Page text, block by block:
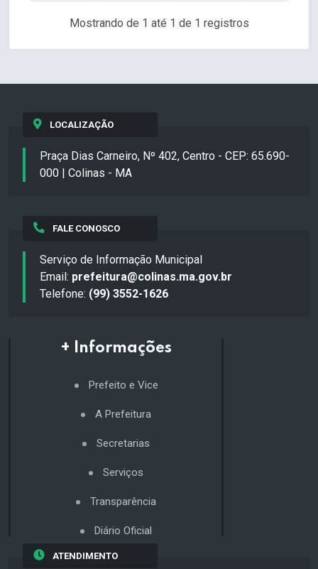
Mostrando de 1 até 1 de 1 registros
LOCALIZAÇÃO
Praça Dias Carneiro, Nº 402, Centro - CEP: 65.690-
000 | Colinas - MA
FALE CONOSCO
Serviço de Informação Municipal
Email: prefeitura@colinas.ma.gov.br
Telefone: (99) 3552-1626
+ Informações
Prefeito e Vice
A Prefeitura
Secretarias
Serviços
Transparência
Diário Oficial
ATENDIMENTO